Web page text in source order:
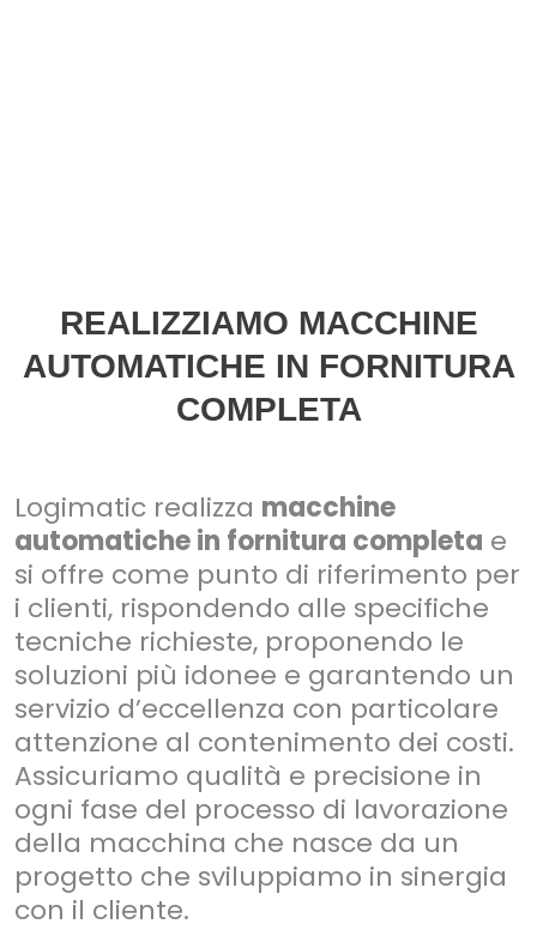
REALIZZIAMO MACCHINE
AUTOMATICHE IN FORNITURA
COMPLETA
Logimatic realizza macchine
automatiche in fornitura completa e
si offre come punto di riferimento per
i clienti, rispondendo alle specifiche
tecniche richieste, proponendo le
soluzioni più idonee e garantendo un
servizio d’eccellenza con particolare
attenzione al contenimento dei costi.
Assicuriamo qualità e precisione in
ogni fase del processo di lavorazione
della macchina che nasce da un
progetto che sviluppiamo in sinergia
con il cliente.